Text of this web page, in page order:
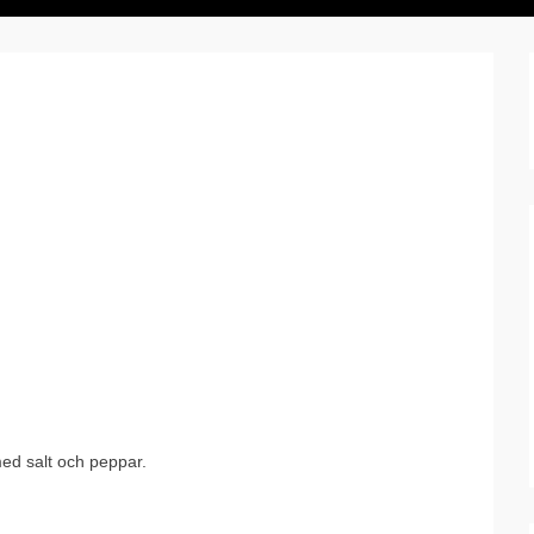
salt och peppar.